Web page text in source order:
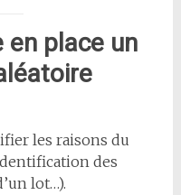
place un
les raisons du
des
lot…).